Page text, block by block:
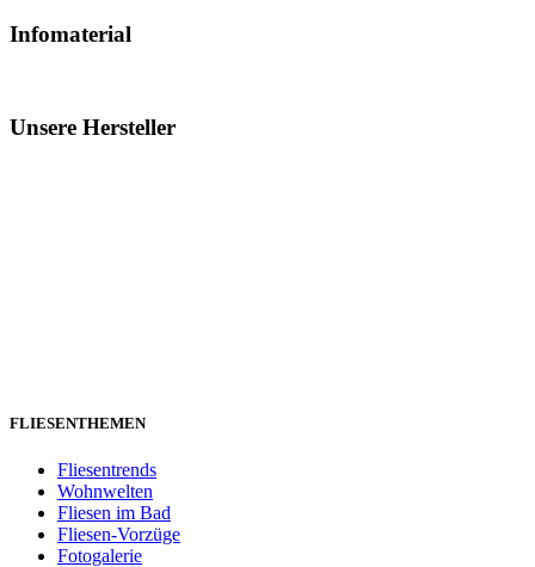
Infomaterial
Unsere Hersteller
FLIESENTHEMEN
Fliesentrends
Wohnwelten
Fliesen im Bad
Fliesen-Vorzüge
Fotogalerie